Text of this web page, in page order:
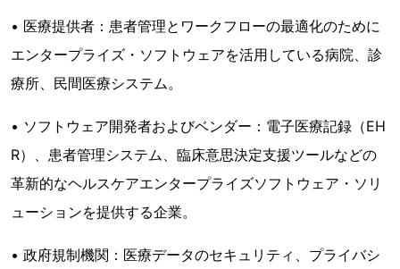
• 医療提供者：患者管理とワークフローの最適化のために
エンタープライズ・ソフトウェアを活用している病院、診
療所、民間医療システム。
• ソフトウェア開発者およびベンダー：電子医療記録（EH
R）、患者管理システム、臨床意思決定支援ツールなどの
革新的なヘルスケアエンタープライズソフトウェア・ソリ
ューションを提供する企業。
• 政府規制機関：医療データのセキュリティ、プライバシ